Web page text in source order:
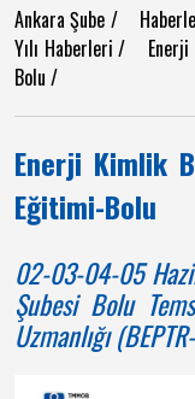
Ankara Şube /
Yılı Haberleri/
Bolu /
Enerji Kimlik
Eğitimi-Bolu
02-03-04-05
Şubesi Bolu
Uzmanlığı